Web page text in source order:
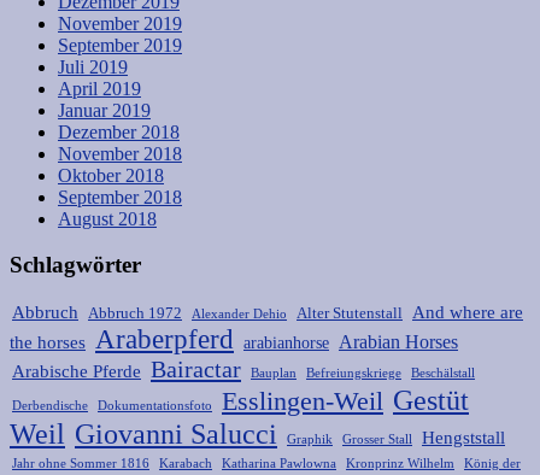
November 2019
September 2019
Juli 2019
April 2019
Januar 2019
Dezember 2018
November 2018
Oktober 2018
September 2018
August 2018
Schlagwörter
Abbruch Abbruch 1972 Alexander Dehio Alter Stutenstall
And where are
the horses Araberpferd arabianhorse Arabian Horses
Arabische Pferde Bairactar Bauplan Befreiungskriege Beschälstall
Derbendische Dokumentationsfoto Esslingen-Weil Gestüt
Weil Giovanni Salucci Graphik Grosser Stall Hengststall
Jahr ohne Sommer 1816 Karabach Katharina Pawlowna Kronprinz Wilhelm König der